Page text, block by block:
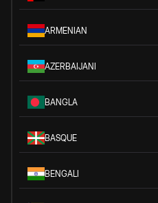
ARMENIAN
AZERBAIJANI
BANGLA
BASQUE
BENGALI